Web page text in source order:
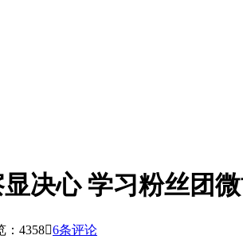
决心 学习粉丝团
：43586条评论